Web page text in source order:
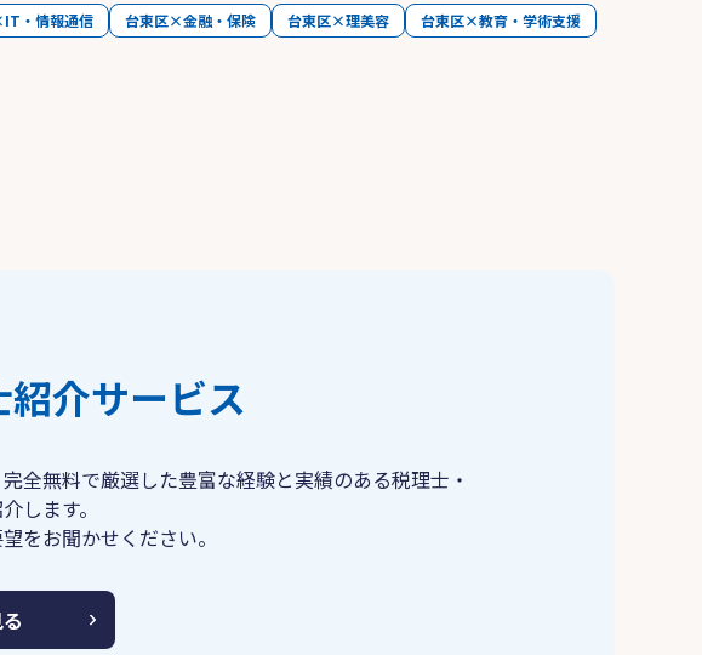
・情報通信 台東区×金融・保険 台東区×理美容
台東区×教育・学術支援
紹介サービス
全無料で厳選した豊富な経験と実績のある税理士・
します。
をお聞かせください。